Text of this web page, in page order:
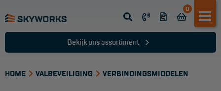
0
Opsteek ladder
Schuifladder
Telescopische ladder
Bekijk ons assortiment
HOME VALBEVEILIGING VERBINDINGSMIDDELEN